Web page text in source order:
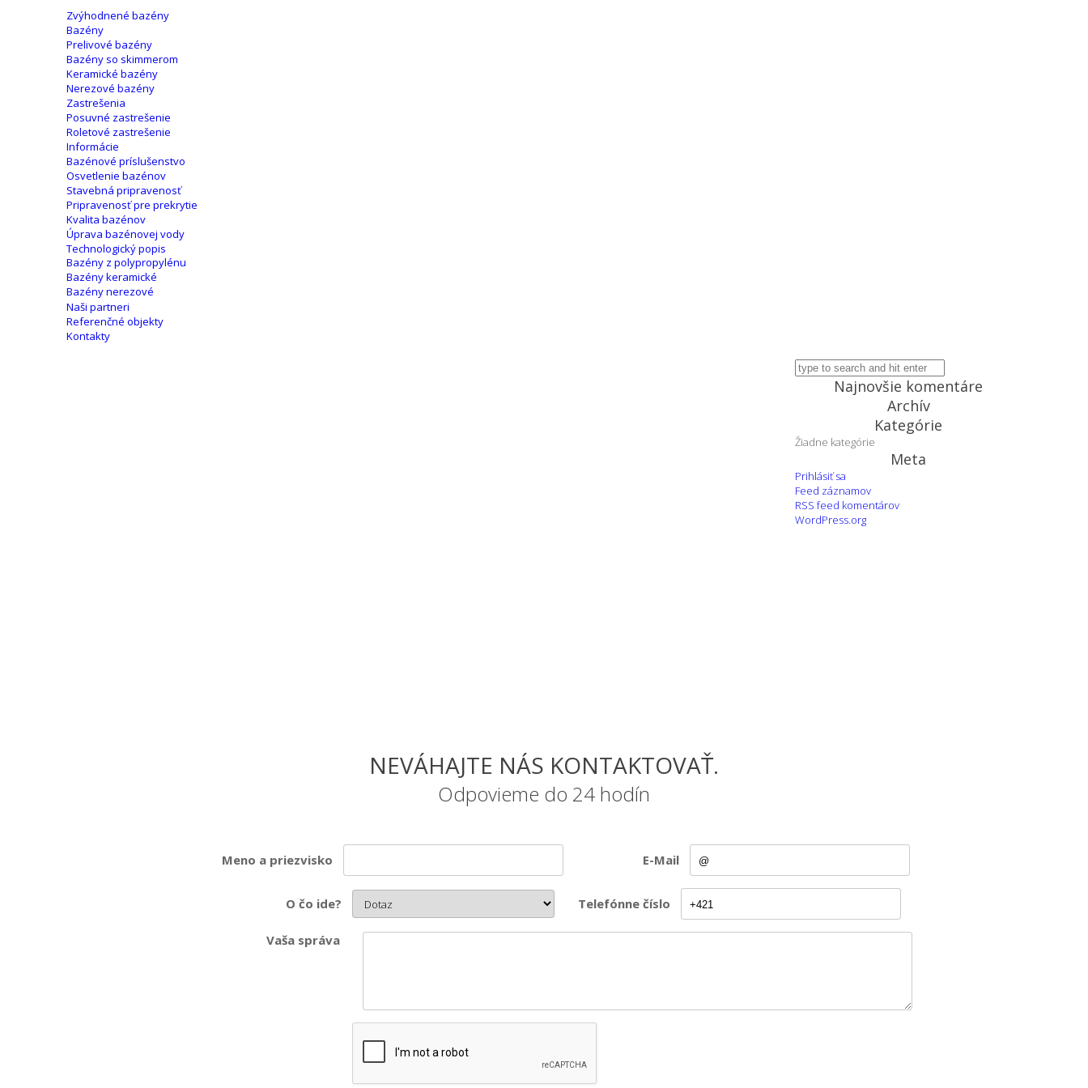
Zvýhodnené bazény
Bazény
Prelivové bazény
Bazény so skimmerom
Keramické bazény
Nerezové bazény
Zastrešenia
Posuvné zastrešenie
Roletové zastrešenie
Informácie
Bazénové príslušenstvo
Osvetlenie bazénov
Stavebná pripravenosť
Pripravenosť pre prekrytie
Kvalita bazénov
Úprava bazénovej vody
Technologický popis
Bazény z polypropylénu
Bazény keramické
Bazény nerezové
Naši partneri
Referenčné objekty
Kontakty
Najnovšie komentáre
Archív
Kategórie
Žiadne kategórie
Meta
Prihlásiť sa
Feed záznamov
RSS feed komentárov
WordPress.org
NEVÁHAJTE NÁS KONTAKTOVAŤ.
Odpovieme do 24 hodín
Meno a priezvisko E-Mail
O čo ide? Telefónne číslo
Vaša správa